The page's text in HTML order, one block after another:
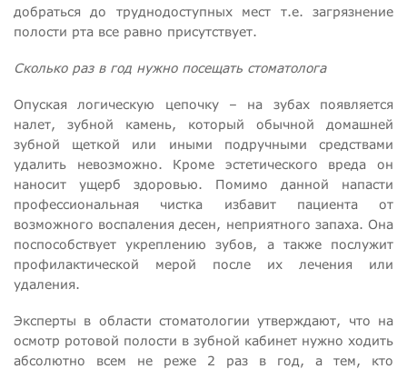
добраться до труднодоступных мест т.е. загрязнение
полости рта все равно присутствует.
Сколько раз в год нужно посещать стоматолога
Опуская логическую цепочку – на зубах появляется
налет, зубной камень, который обычной домашней
зубной щеткой или иными подручными средствами
удалить невозможно. Кроме эстетического вреда он
наносит ущерб здоровью. Помимо данной напасти
профессиональная чистка избавит пациента от
возможного воспаления десен, неприятного запаха. Она
поспособствует укреплению зубов, а также послужит
профилактической мерой после их лечения или
удаления.
Эксперты в области стоматологии утверждают, что на
осмотр ротовой полости в зубной кабинет нужно ходить
абсолютно всем не реже 2 раз в год, а тем, кто